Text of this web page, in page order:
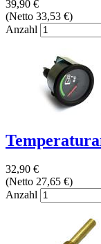
39,90 €
(Netto 33,53 €)
Anzahl
32,90 €
(Netto 27,65 €)
Anzahl